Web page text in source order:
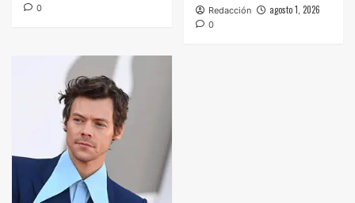
0 Redacción agosto 1, 2026
0